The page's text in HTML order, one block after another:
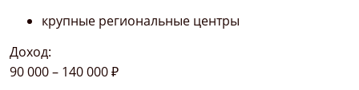
крупные региональные центры
Доход:
90 000 – 140 000 ₽